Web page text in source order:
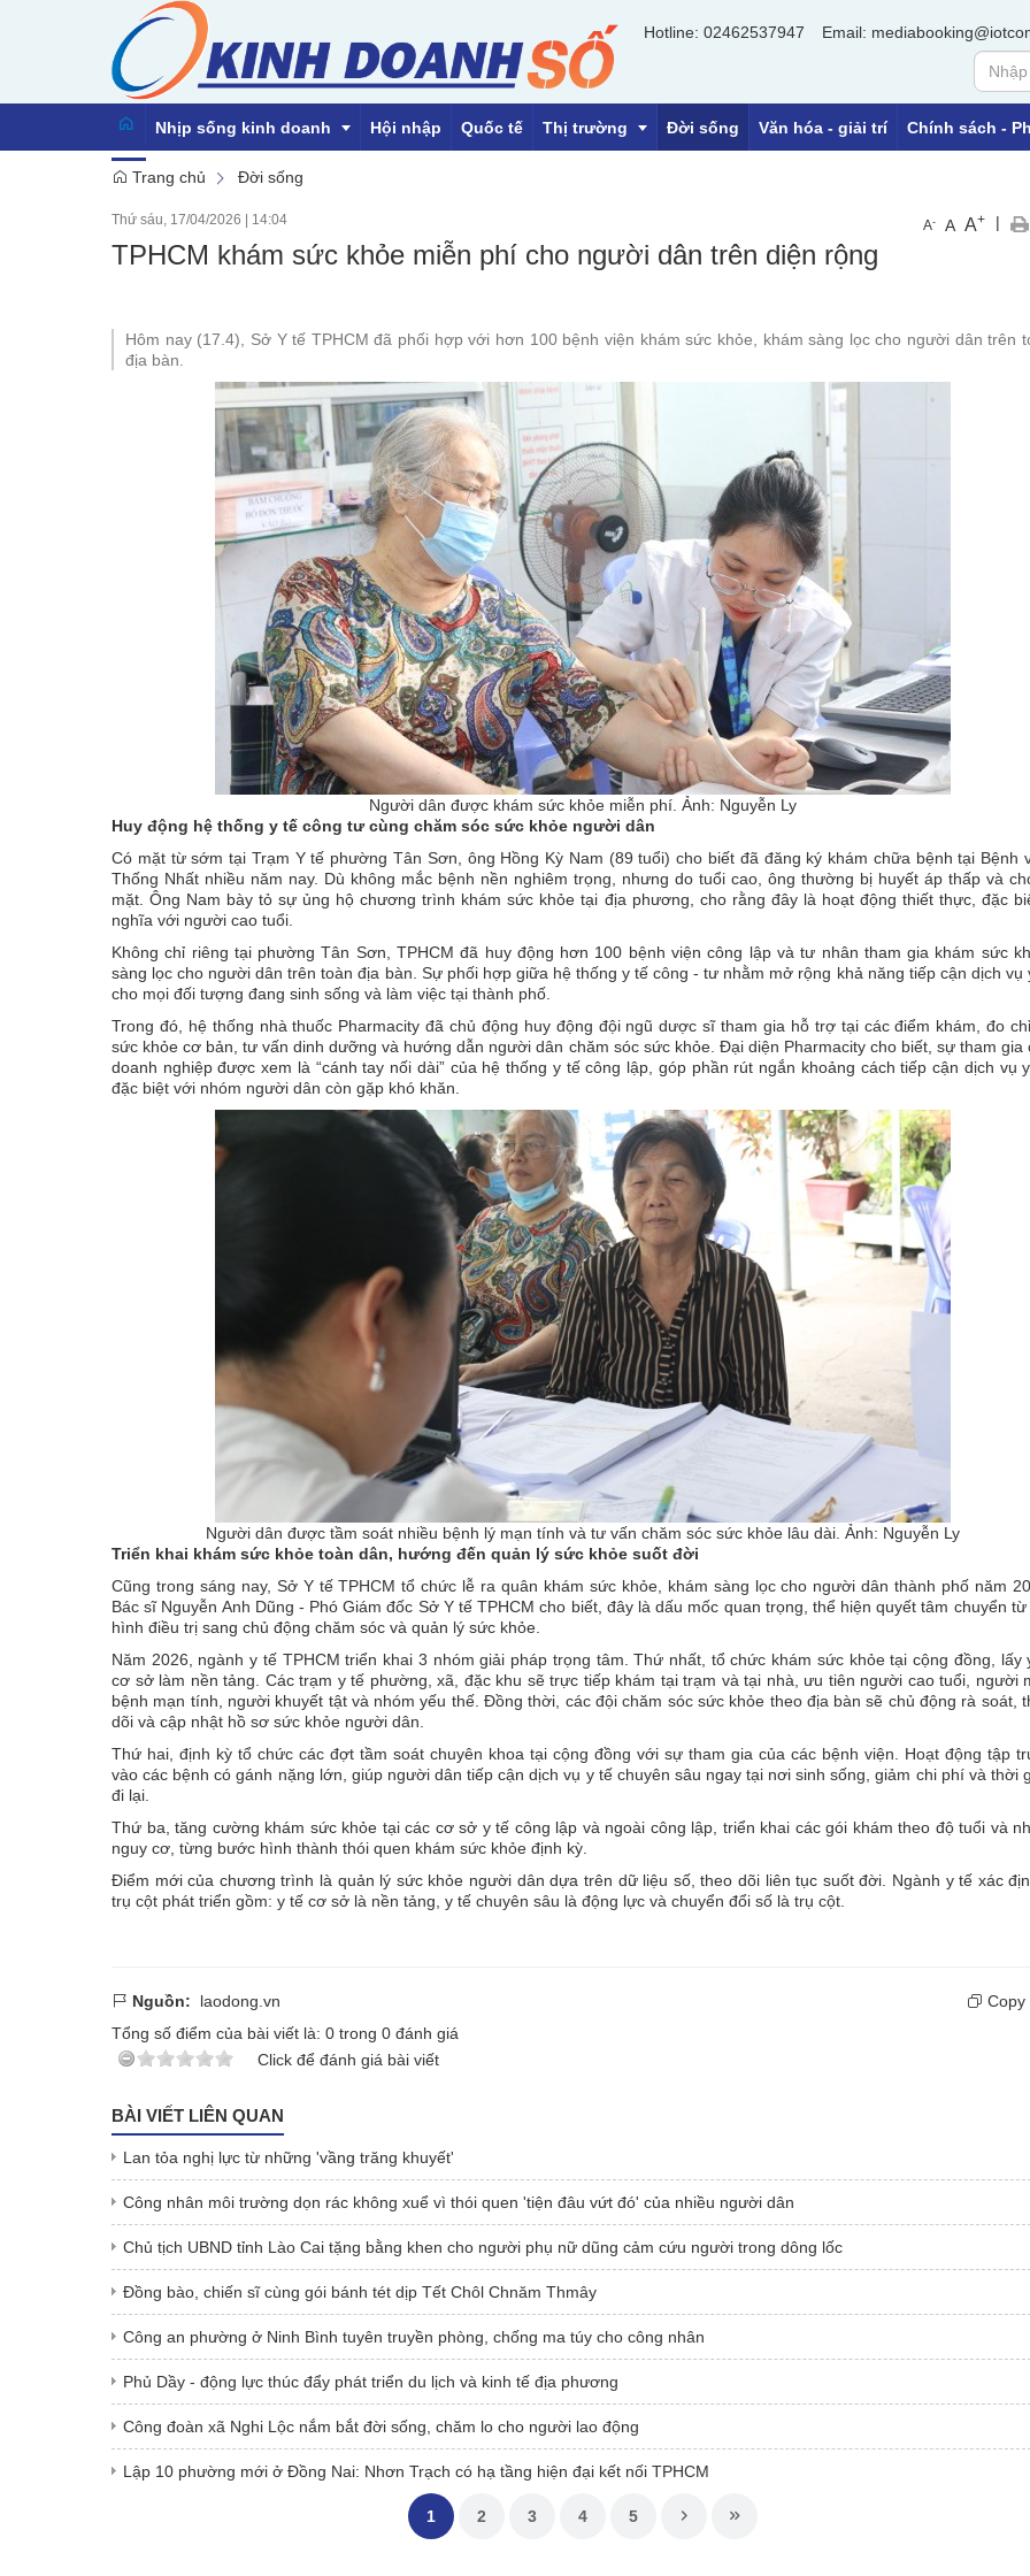
Hotline: 02462537947 Email:
Nhịp sống kinh doanh
Emagazine
Hội nhập Quốc tế Thị trường Đời sống Văn hóa - giải trí Chính sách -
Trang chủ Đời sống
Thứ sáu, 17/04/2026 14:04 A- A A+ |
TPHCM khám sức khỏe miễn phí cho người dân trên diện rộng
Hôm nay (17.4), Sở Y tế TPHCM đã phối hợp với hơn 100 bệnh viện khám sức khỏe, khám sàng lọc cho người dân trên
địa bàn.
Người dân được khám sức khỏe miễn phí. Ảnh: Nguyễn Ly
Huy động hệ thống y tế công tư cùng chăm sóc sức khỏe người dân
Có mặt từ sớm tại Trạm Y tế phường Tân Sơn, ông Hồng Kỳ Nam (89 tuổi) cho biết đã đăng ký khám chữa bệnh tại Bệnh
Thống Nhất nhiều năm nay. Dù không mắc bệnh nền nghiêm trọng, nhưng do tuổi cao, ông thường bị huyết áp thấp và
mặt. Ông Nam bày tỏ sự ủng hộ chương trình khám sức khỏe tại địa phương, cho rằng đây là hoạt động thiết thực, đặc
nghĩa với người cao tuổi.
Không chỉ riêng tại phường Tân Sơn, TPHCM đã huy động hơn 100 bệnh viện công lập và tư nhân tham gia khám sức
sàng lọc cho người dân trên toàn địa bàn. Sự phối hợp giữa hệ thống y tế công - tư nhằm mở rộng khả năng tiếp cận dịch vụ
cho mọi đối tượng đang sinh sống và làm việc tại thành phố.
Trong đó, hệ thống nhà thuốc Pharmacity đã chủ động huy động đội ngũ dược sĩ tham gia hỗ trợ tại các điểm khám, đo
sức khỏe cơ bản, tư vấn dinh dưỡng và hướng dẫn người dân chăm sóc sức khỏe. Đại diện Pharmacity cho biết, sự tham gia
doanh nghiệp được xem là “cánh tay nối dài” của hệ thống y tế công lập, góp phần rút ngắn khoảng cách tiếp cận dịch vụ
đặc biệt với nhóm người dân còn gặp khó khăn.
Người dân được tầm soát nhiều bệnh lý mạn tính và tư vấn chăm sóc sức khỏe lâu dài. Ảnh: Nguyễn Ly
Triển khai khám sức khỏe toàn dân, hướng đến quản lý sức khỏe suốt đời
Cũng trong sáng nay, Sở Y tế TPHCM tổ chức lễ ra quân khám sức khỏe, khám sàng lọc cho người dân thành phố năm
Bác sĩ Nguyễn Anh Dũng - Phó Giám đốc Sở Y tế TPHCM cho biết, đây là dấu mốc quan trọng, thể hiện quyết tâm chuyển từ
hình điều trị sang chủ động chăm sóc và quản lý sức khỏe.
Năm 2026, ngành y tế TPHCM triển khai 3 nhóm giải pháp trọng tâm. Thứ nhất, tổ chức khám sức khỏe tại cộng đồng, lấy
cơ sở làm nền tảng. Các trạm y tế phường, xã, đặc khu sẽ trực tiếp khám tại trạm và tại nhà, ưu tiên người cao tuổi, người
bệnh mạn tính, người khuyết tật và nhóm yếu thế. Đồng thời, các đội chăm sóc sức khỏe theo địa bàn sẽ chủ động rà soát,
dõi và cập nhật hồ sơ sức khỏe người dân.
Thứ hai, định kỳ tổ chức các đợt tầm soát chuyên khoa tại cộng đồng với sự tham gia của các bệnh viện. Hoạt động tập
vào các bệnh có gánh nặng lớn, giúp người dân tiếp cận dịch vụ y tế chuyên sâu ngay tại nơi sinh sống, giảm chi phí và thời
đi lại.
Thứ ba, tăng cường khám sức khỏe tại các cơ sở y tế công lập và ngoài công lập, triển khai các gói khám theo độ tuổi và
nguy cơ, từng bước hình thành thói quen khám sức khỏe định kỳ.
Điểm mới của chương trình là quản lý sức khỏe người dân dựa trên dữ liệu số, theo dõi liên tục suốt đời. Ngành y tế xác
trụ cột phát triển gồm: y tế cơ sở là nền tảng, y tế chuyên sâu là động lực và chuyển đổi số là trụ cột.
Nguồn: laodong.vn
Copy
Tổng số điểm của bài viết là: 0 trong 0 đánh giá
Click để đánh giá bài viết
BÀI VIẾT LIÊN QUAN
Lan tỏa nghị lực từ những 'vầng trăng khuyết'
Công nhân môi trường dọn rác không xuể vì thói quen 'tiện đâu vứt đó' của nhiều người dân
Chủ tịch UBND tỉnh Lào Cai tặng bằng khen cho người phụ nữ dũng cảm cứu người trong dông lốc
Đồng bào, chiến sĩ cùng gói bánh tét dịp Tết Chôl Chnăm Thmây
Công an phường ở Ninh Bình tuyên truyền phòng, chống ma túy cho công nhân
Phủ Dầy - động lực thúc đẩy phát triển du lịch và kinh tế địa phương
Công đoàn xã Nghi Lộc nắm bắt đời sống, chăm lo cho người lao động
Lập 10 phường mới ở Đồng Nai: Nhơn Trạch có hạ tầng hiện đại kết nối TPHCM
1 2 3 4 5